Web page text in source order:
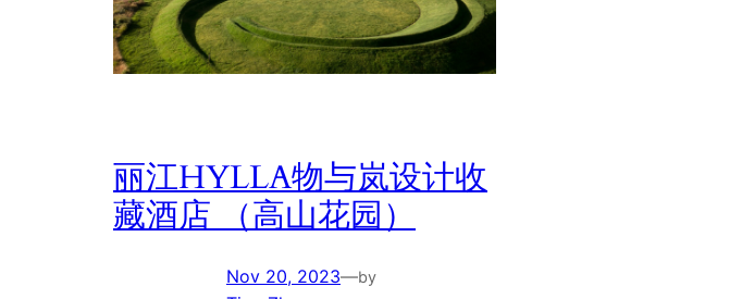
丽江HYLLA物与岚设计收
藏酒店 （高山花园）
Nov 20, 2023—by